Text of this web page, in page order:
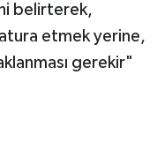
belirterek,
etmek yerine,
gerekir"